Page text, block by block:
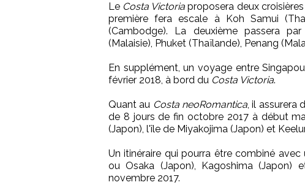
Le Costa Victoria proposera deux
première fera escale à Koh Samui
(Cambodge). La deuxième passera
(Malaisie), Phuket (Thaïlande), Penang
En supplément, un voyage entre
février 2018, à bord du Costa Victoria.
Quant au Costa neoRomantica, il assurera
de 8 jours de fin octobre 2017 à début
(Japon), l'île de Miyakojima (Japon) et
Un itinéraire qui pourra être combiné
ou Osaka (Japon), Kagoshima
novembre 2017.